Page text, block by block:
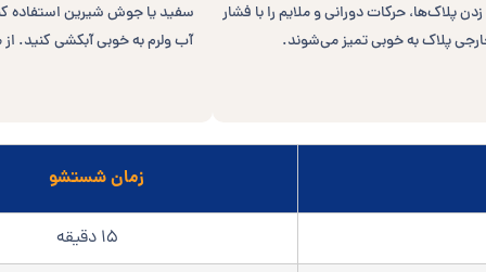
پلاک‌ها، حرکات دورانی و ملایم را با فشار
پلاک به خوبی تمیز می‌شوند.
آب ولرم به خوبی آبکشی کنید.
زمان شستشو
15 دقیقه